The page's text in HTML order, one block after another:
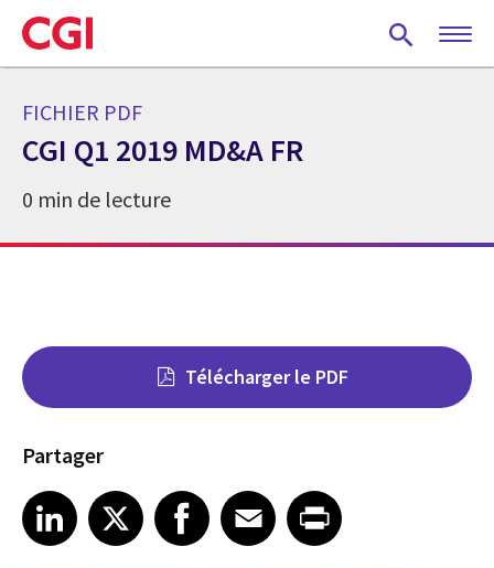
Skip
to
main
FICHIER PDF
CGI Q1 2019 MD&A FR
0 min de lecture
Télécharger le PDF
Partager
Share on LinkedIn
LinkedIn
Share on X Share on Facebook
Facebook
Share on EmailEmailShare on Print